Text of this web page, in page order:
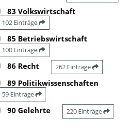
83 Volkswirtschaft
102 Einträge
85 Betriebswirtschaft
100 Einträge
86 Recht 262 Einträge
89 Politikwissenschaften
59 Einträge
90 Gelehrte 220 Einträge